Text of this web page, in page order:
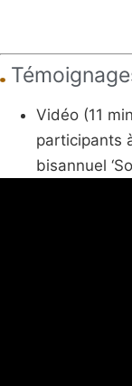
Vidéo (11
participants
bisannuel